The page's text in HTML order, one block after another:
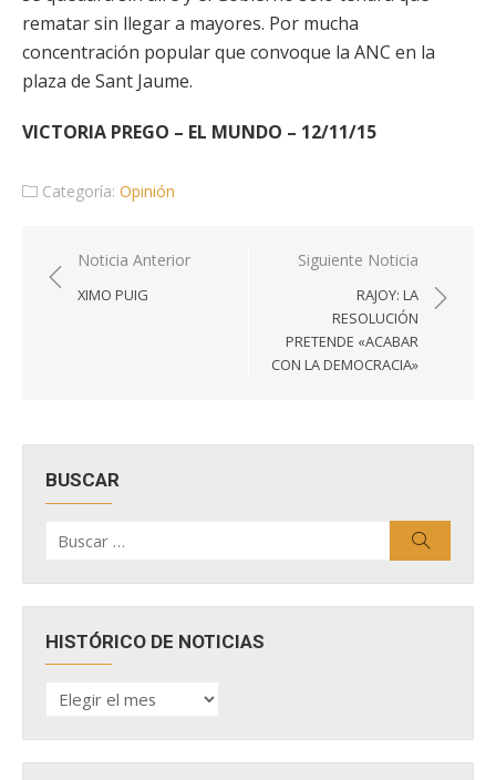
rematar sin llegar a mayores. Por mucha
concentración popular que convoque la ANC en la
plaza de Sant Jaume.
VICTORIA PREGO – EL MUNDO – 12/11/15
Categoría: Opinión
Navegación
de
Noticia Anterior
XIMO PUIG
Siguiente Noticia
RAJOY: LA
RESOLUCIÓN
PRETENDE «ACABAR
CON LA DEMOCRACIA»
BUSCAR
por:
HISTÓRICO DE NOTICIAS
HISTÓRICO
DE